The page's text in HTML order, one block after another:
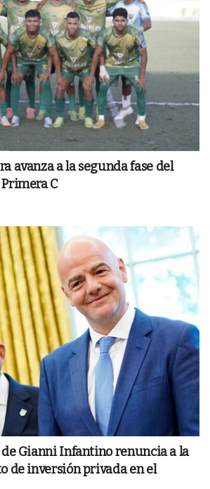
avanza a la segunda fase del
C
Gianni Infantino renuncia a la
de inversión privada en el